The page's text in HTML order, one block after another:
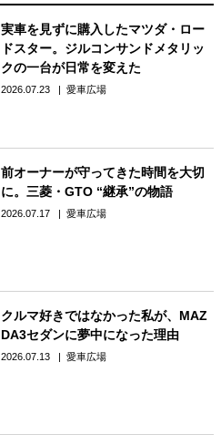
実車を見ずに購入したマツダ・ロー
ドスター。ジルコンサンドメタリッ
クの一台が日常を変えた
2026.07.23 愛車広場
前オーナーが守ってきた時間を大切
に。三菱・GTO “継承”の物語
2026.07.17 愛車広場
クルマ好きではなかった私が、MAZ
DA3セダンに夢中になった理由
2026.07.13 愛車広場